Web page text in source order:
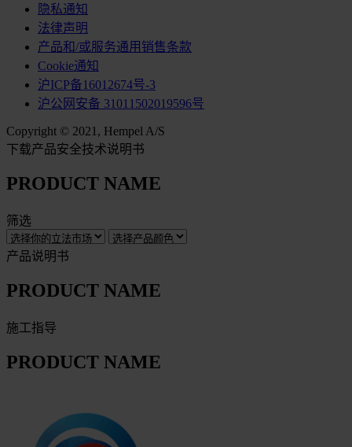
隐私通知
法律声明
产品和/或服务通用销售条款
Cookie通知
沪ICP备16012674号-3
沪公网安备 31011502019596号
Copyright © 2021, Hempel A/S
下载产品安全技术说明书
PRODUCT NAME
筛选
产品说明书
PRODUCT NAME
施工指导
PRODUCT NAME